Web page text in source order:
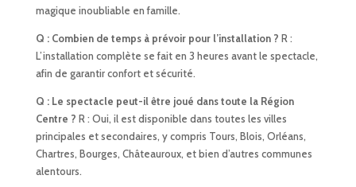
magique inoubliable en famille.
Q : Combien de temps à prévoir pour l’installation ? R :
L’installation complète se fait en 3 heures avant le spectacle,
afin de garantir confort et sécurité.
Q : Le spectacle peut-il être joué dans toute la Région
Centre ? R : Oui, il est disponible dans toutes les villes
principales et secondaires, y compris Tours, Blois, Orléans,
Chartres, Bourges, Châteauroux, et bien d’autres communes
alentours.